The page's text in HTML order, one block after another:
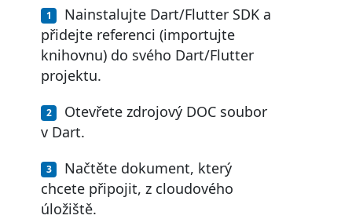
Nainstalujte Dart/Flutter SDK a
přidejte referenci (importujte
knihovnu) do svého Dart/Flutter
projektu.
Otevřete zdrojový DOC soubor
v Dart.
Načtěte dokument, který
chcete připojit, z cloudového
úložiště.